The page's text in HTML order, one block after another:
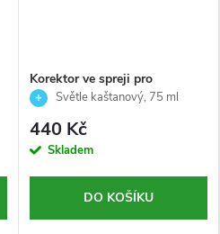
Korektor ve spreji pro
okamžité zakrytí odrostů -
Echosline - 75 ml
Světle kaštanový, 75 ml
440 Kč
Skladem
DO KOŠÍKU